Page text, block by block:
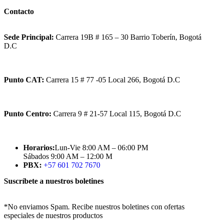
Contacto
Sede Principal: Carrera 19B # 165 – 30 Barrio Toberín, Bogotá
D.C
Punto CAT: Carrera 15 # 77 -05 Local 266, Bogotá D.C
Punto Centro: Carrera 9 # 21-57 Local 115, Bogotá D.C
Horarios:Lun-Vie 8:00 AM – 06:00 PM
Sábados 9:00 AM – 12:00 M
PBX: +57 601 702 7670
Suscríbete a nuestros boletines
*No enviamos Spam. Recibe nuestros boletines con ofertas
especiales de nuestros productos